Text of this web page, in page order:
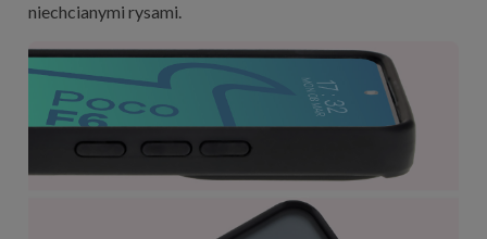
niechcianymi rysami.